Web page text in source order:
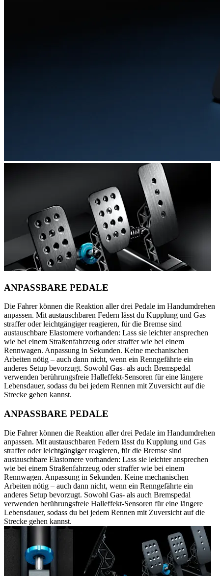
ANPASSBARE PEDALE
Die Fahrer können die Reaktion aller drei Pedale im Handumdrehen
anpassen. Mit austauschbaren Federn lässt du Kupplung und Gas
straffer oder leichtgängiger reagieren, für die Bremse sind
austauschbare Elastomere vorhanden: Lass sie leichter ansprechen
wie bei einem Straßenfahrzeug oder straffer wie bei einem
Rennwagen. Anpassung in Sekunden. Keine mechanischen
Arbeiten nötig – auch dann nicht, wenn ein Renngefährte ein
anderes Setup bevorzugt. Sowohl Gas- als auch Bremspedal
verwenden berührungsfreie Halleffekt-Sensoren für eine längere
Lebensdauer, sodass du bei jedem Rennen mit Zuversicht auf die
Strecke gehen kannst.
ANPASSBARE PEDALE
Die Fahrer können die Reaktion aller drei Pedale im Handumdrehen
anpassen. Mit austauschbaren Federn lässt du Kupplung und Gas
straffer oder leichtgängiger reagieren, für die Bremse sind
austauschbare Elastomere vorhanden: Lass sie leichter ansprechen
wie bei einem Straßenfahrzeug oder straffer wie bei einem
Rennwagen. Anpassung in Sekunden. Keine mechanischen
Arbeiten nötig – auch dann nicht, wenn ein Renngefährte ein
anderes Setup bevorzugt. Sowohl Gas- als auch Bremspedal
verwenden berührungsfreie Halleffekt-Sensoren für eine längere
Lebensdauer, sodass du bei jedem Rennen mit Zuversicht auf die
Strecke gehen kannst.